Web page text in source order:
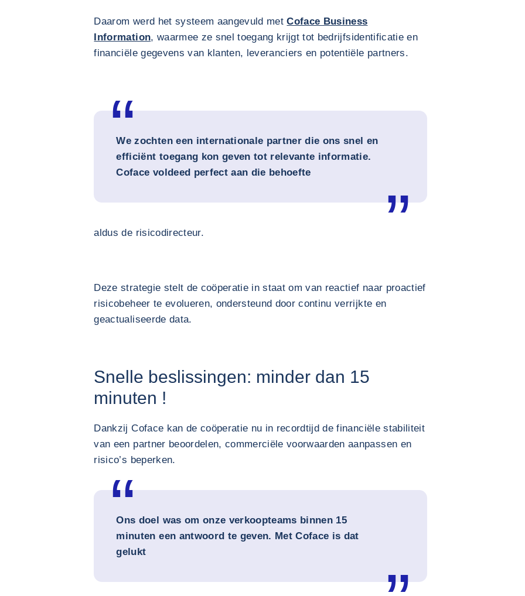
Daarom werd het systeem aangevuld metCoface Business
Information, waarmee ze snel toegang krijgt tot bedrijfsidentificatie en
financiële gegevens van klanten, leveranciers en potentiële partners.
We zochten een internationale partner die ons snel en
efficiënt toegang kon geven tot relevante informatie.
Coface voldeed perfect aan die behoefte
aldus de risicodirecteur.
Deze strategie stelt de coöperatie in staat om van reactief naar proactief
risicobeheer te evolueren, ondersteund door continu verrijkte en
geactualiseerde data.
Snelle beslissingen: minder dan 15
minuten !
Dankzij Coface kan de coöperatie nu in recordtijd de financiële stabiliteit
van een partner beoordelen, commerciële voorwaarden aanpassen en
risico’s beperken.
Ons doel was om onze verkoopteams binnen 15
minuten een antwoord te geven. Met Coface is dat
gelukt